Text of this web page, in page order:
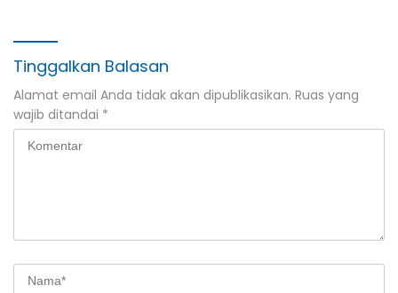
Tinggalkan Balasan
Alamat email Anda tidak akan dipublikasikan. Ruas yang
wajib ditandai *